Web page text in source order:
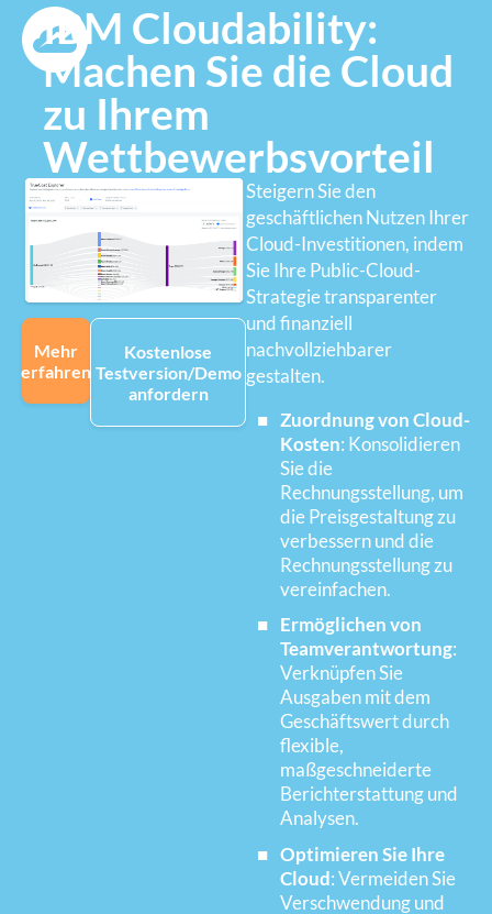
IBM Cloudability:
Machen Sie die Cloud
zu Ihrem
Wettbewerbsvorteil
Mehr
erfahren
Kostenlose
Testversion/Demo
anfordern
Steigern Sie den
geschäftlichen Nutzen Ihrer
Cloud-Investitionen, indem
Sie Ihre Public-Cloud-
Strategie transparenter
und finanziell
nachvollziehbarer
gestalten.
Zuordnung von Cloud-
Kosten: Konsolidieren
Sie die
Rechnungsstellung, um
die Preisgestaltung zu
verbessern und die
Rechnungsstellung zu
vereinfachen.
Ermöglichen von
Teamverantwortung:
Verknüpfen Sie
Ausgaben mit dem
Geschäftswert durch
flexible,
maßgeschneiderte
Berichterstattung und
Analysen.
Optimieren Sie Ihre
Cloud: Vermeiden Sie
Verschwendung und